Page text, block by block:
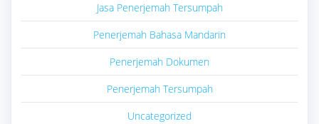
Jasa Penerjemah Tersumpah
Penerjemah Bahasa Mandarin
Penerjemah Dokumen
Penerjemah Tersumpah
Uncategorized